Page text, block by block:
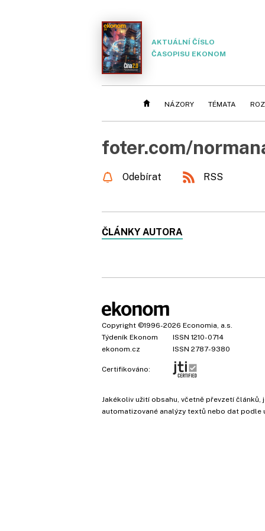
AKTUÁLNÍ ČÍSLO
ČASOPISU EKONOM
NÁZORY TÉMATA
foter.com/
Odebírat RSS
ČLÁNKY AUTORA
Copyright ©1996-2026 Economia, a.s.
Týdeník Ekonom
ISSN 1210-0714
ekonom.cz
ISSN 2787-9380
Certifikováno:
Jakékoliv užití obsahu, včetně převzetí článků,
automatizované analýzy textů nebo dat podle